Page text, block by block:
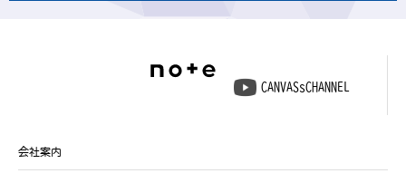
CANVASsCHANNEL
会社案内